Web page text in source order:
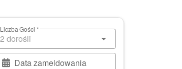
Liczba Gości *
Data zameldowania